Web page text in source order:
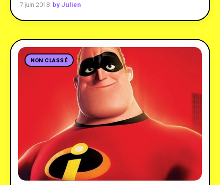
7 juin 2018 by Julien
NON CLASSÉ